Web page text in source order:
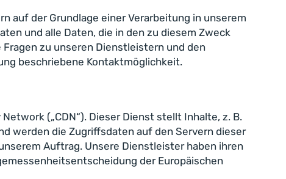
auf der Grundlage einer Verarbeitung in unserem
und alle Daten, die in den zu diesem Zweck
zu unseren Dienstleistern und den
beschriebene Kontaktmöglichkeit.
(„CDN“). Dieser Dienst stellt Inhalte, z. B.
werden die Zugriffsdaten auf den Servern dieser
Auftrag. Unsere Dienstleister haben ihren
der Europäischen